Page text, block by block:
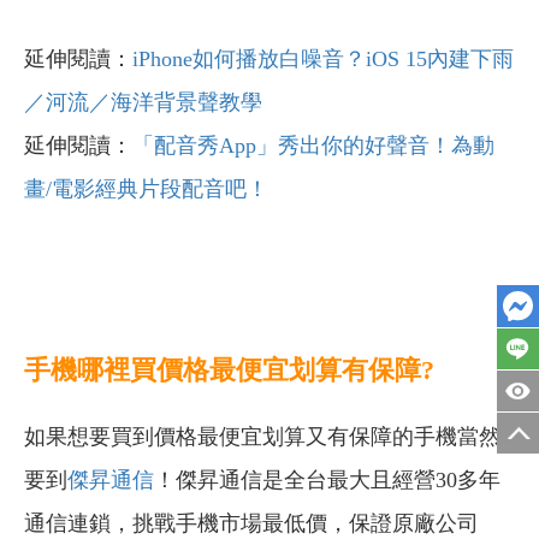
延伸閱讀： iPhone如何播放白噪音？iOS 15內建下雨
／河流／海洋背景聲教學
延伸閱讀：
「配音秀App」秀出你的好聲音！為動
畫/電影經典片段配音吧！
手機哪裡買價格最便宜划算有保障?
如果想要買到價格最便宜划算又有保障的手機當然
要到 傑昇通信 ！傑昇通信是全台最大且經營30多年
通信連鎖，挑戰手機市場最低價，保證原廠公司